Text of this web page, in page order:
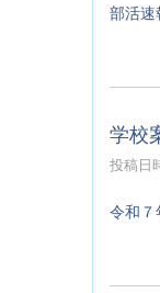
部活速
学校
投稿日
令和７